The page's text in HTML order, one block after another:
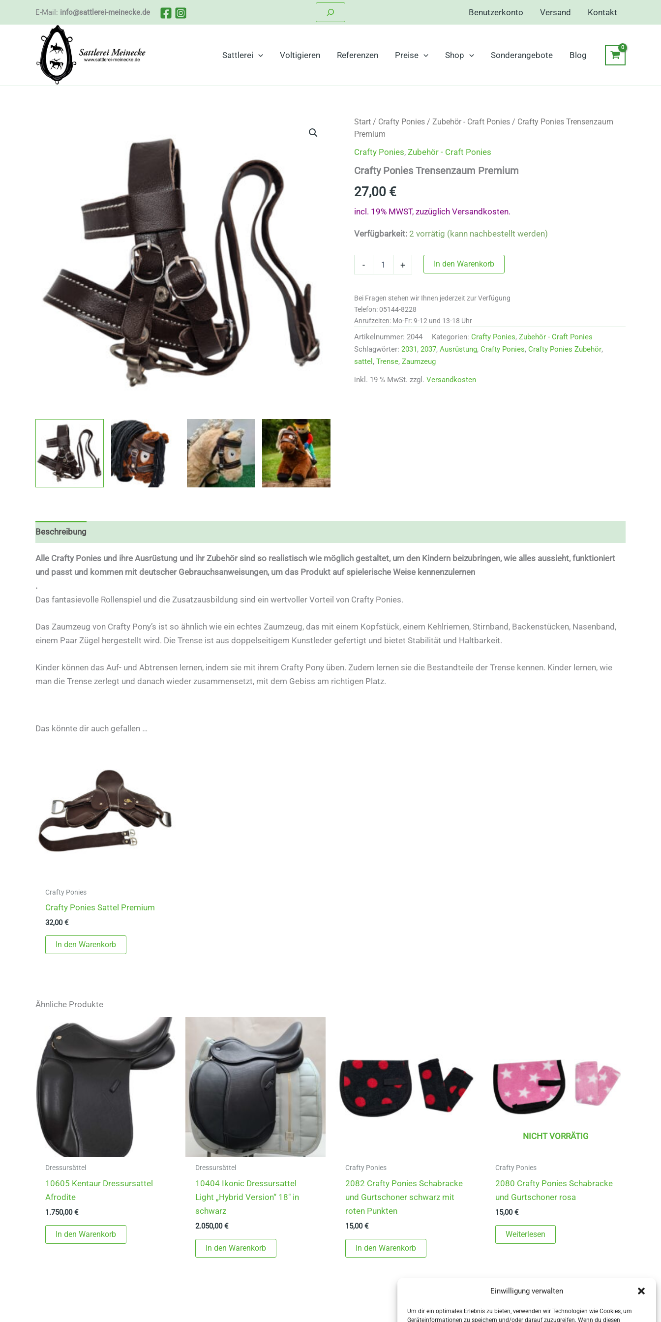
Einwilligung verwalten
Um dir ein optimales Erlebnis zu bieten, verwenden wir Technologien wie Cookies, um
Geräteinformationen zu speichern und/oder darauf zuzugreifen. Wenn du diesen
E-Mail: info@sattlerei-meinecke.de Benutzerkonto Versand Kontakt
Sattlerei Voltigieren Referenzen Preise Shop Sonderangebote Blog
Start / Crafty Ponies / Zubehör - Craft Ponies / Crafty Ponies Trensenzaum
Premium
Crafty Ponies, Zubehör - Craft Ponies
Crafty Ponies Trensenzaum Premium
27,00 €
incl. 19% MWST, zuzüglich Versandkosten.
Verfügbarkeit: 2 vorrätig (kann nachbestellt werden)
-
Menge
+ In den Warenkorb
Bei Fragen stehen wir Ihnen jederzeit zur Verfügung
Telefon: 05144-8228
Anrufzeiten: Mo-Fr: 9-12 und 13-18 Uhr
Artikelnummer: 2044 Kategorien: Crafty Ponies, Zubehör - Craft Ponies
Schlagwörter: 2031, 2037, Ausrüstung, Crafty Ponies, Crafty Ponies Zubehör,
sattel , Trense, Zaumzeug
inkl. 19 % MwSt. zzgl. Versandkosten
Beschreibung
Alle Crafty Ponies und ihre Ausrüstung und ihr Zubehör sind so realistisch wie möglich gestaltet, um den Kindern beizubringen, wie alles aussieht, funktioniert
und passt und kommen mit deutscher Gebrauchsanweisungen, um das Produkt auf spielerische Weise kennenzulernen
.
Das fantasievolle Rollenspiel und die Zusatzausbildung sind ein wertvoller Vorteil von Crafty Ponies.
Das Zaumzeug von Crafty Pony’s ist so ähnlich wie ein echtes Zaumzeug, das mit einem Kopfstück, einem Kehlriemen, Stirnband, Backenstücken, Nasenband,
einem Paar Zügel hergestellt wird. Die Trense ist aus doppelseitigem Kunstleder gefertigt und bietet Stabilität und Haltbarkeit.
Kinder können das Auf- und Abtrensen lernen, indem sie mit ihrem Crafty Pony üben. Zudem lernen sie die Bestandteile der Trense kennen. Kinder lernen, wie
man die Trense zerlegt und danach wieder zusammensetzt, mit dem Gebiss am richtigen Platz.
Das könnte dir auch gefallen …
Crafty Ponies
Crafty Ponies Sattel Premium
32,00€
In den Warenkorb
Ähnliche Produkte
Dressursättel
10605 Kentaur Dressursattel
Afrodite
1.750,00€
In den Warenkorb
Dressursättel
10404 Ikonic Dressursattel
Light „Hybrid Version“ 18″ in
schwarz
2.050,00€
In den Warenkorb
Crafty Ponies
2082 Crafty Ponies Schabracke
und Gurtschoner schwarz mit
roten Punkten
15,00€
In den Warenkorb
NICHT VORRÄTIG
Crafty Ponies
2080 Crafty Ponies Schabracke
und Gurtschoner rosa
15,00€
Weiterlesen